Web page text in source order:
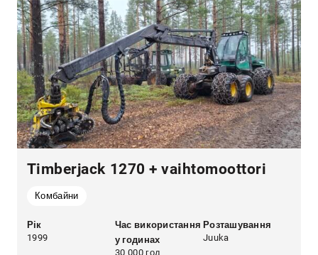
Timberjack 1270 + vaihtomoottori
Комбайни
Рік
1999
Час використання
у годинах
30 000 год
Розташування
Juuka